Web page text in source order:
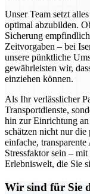
Unser Team setzt
optimal abzubilden.
Sicherung
Zeitvorgaben – bei
unsere pünktliche
gewährleisten wir,
einziehen können.
Als Ihr verlässlicher
Transportdienste,
hin zur Einrichtung
schätzen nicht nur die
einfache,
Stressfaktor sein –
Erlebniswelt, die Sie
Wir sind für Sie